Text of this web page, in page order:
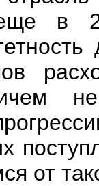
еще в
от